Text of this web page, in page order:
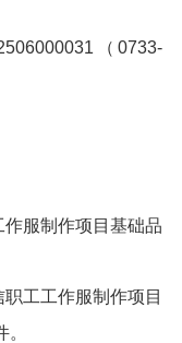
（0733-
作服制作项目基础品
工工作服制作项目